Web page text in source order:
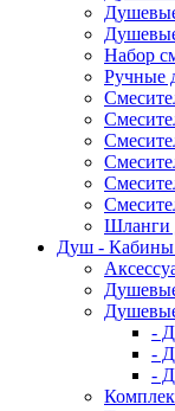
Набор
Ручные
Шланги
Душ - Кабины
-
-
-